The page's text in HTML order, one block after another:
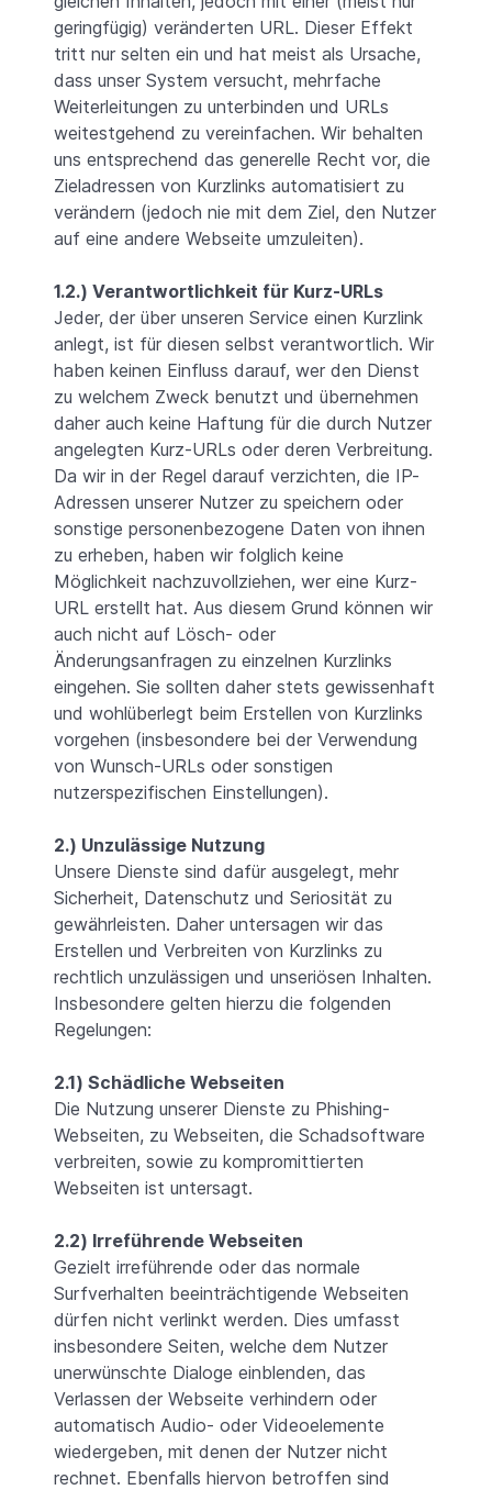
geringfügig) veränderten URL. Dieser Effekt
tritt nur selten ein und hat meist als Ursache,
dass unser System versucht, mehrfache
Weiterleitungen zu unterbinden und URLs
weitestgehend zu vereinfachen. Wir behalten
uns entsprechend das generelle Recht vor, die
Zieladressen von Kurzlinks automatisiert zu
verändern (jedoch nie mit dem Ziel, den Nutzer
auf eine andere Webseite umzuleiten).
1.2.) Verantwortlichkeit für Kurz-URLs
Jeder, der über unseren Service einen Kurzlink
anlegt, ist für diesen selbst verantwortlich. Wir
haben keinen Einfluss darauf, wer den Dienst
zu welchem Zweck benutzt und übernehmen
daher auch keine Haftung für die durch Nutzer
angelegten Kurz-URLs oder deren Verbreitung.
Da wir in der Regel darauf verzichten, die IP-
Adressen unserer Nutzer zu speichern oder
sonstige personenbezogene Daten von ihnen
zu erheben, haben wir folglich keine
Möglichkeit nachzuvollziehen, wer eine Kurz-
URL erstellt hat. Aus diesem Grund können wir
auch nicht auf Lösch- oder
Änderungsanfragen zu einzelnen Kurzlinks
eingehen. Sie sollten daher stets gewissenhaft
und wohlüberlegt beim Erstellen von Kurzlinks
vorgehen (insbesondere bei der Verwendung
von Wunsch-URLs oder sonstigen
nutzerspezifischen Einstellungen).
2.) Unzulässige Nutzung
Unsere Dienste sind dafür ausgelegt, mehr
Sicherheit, Datenschutz und Seriosität zu
gewährleisten. Daher untersagen wir das
Erstellen und Verbreiten von Kurzlinks zu
rechtlich unzulässigen und unseriösen Inhalten.
Insbesondere gelten hierzu die folgenden
Regelungen:
2.1) Schädliche Webseiten
Die Nutzung unserer Dienste zu Phishing-
Webseiten, zu Webseiten, die Schadsoftware
verbreiten, sowie zu kompromittierten
Webseiten ist untersagt.
2.2) Irreführende Webseiten
Gezielt irreführende oder das normale
Surfverhalten beeinträchtigende Webseiten
dürfen nicht verlinkt werden. Dies umfasst
insbesondere Seiten, welche dem Nutzer
unerwünschte Dialoge einblenden, das
Verlassen der Webseite verhindern oder
automatisch Audio- oder Videoelemente
wiedergeben, mit denen der Nutzer nicht
rechnet. Ebenfalls hiervon betroffen sind